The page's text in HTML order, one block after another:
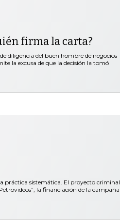
firma la carta?
diligencia del buen hombre de negocios
la excusa de que la decisión la tomó
práctica sistemática. El proyecto criminal
la financiación de la campaña